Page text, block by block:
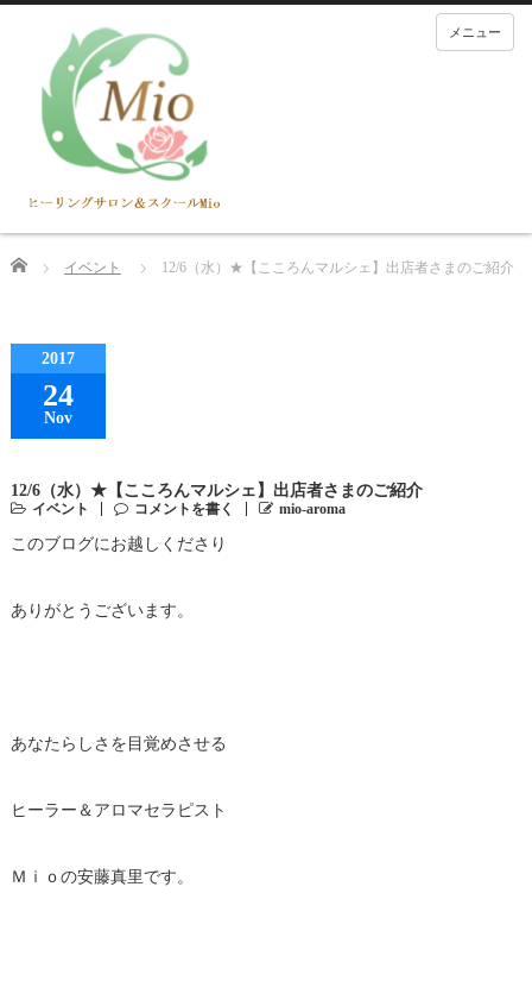
メニュー
Home イベント 12/6（水）★【こころんマルシェ】出店者さまのご紹介
2017
24
Nov
12/6（水）★【こころんマルシェ】出店者さまのご紹介
イベント コメントを書く mio-aroma
このブログにお越しくださり
ありがとうございます。
あなたらしさを目覚めさせる
ヒーラー＆アロマセラピスト
Ｍｉｏの安藤真里です。